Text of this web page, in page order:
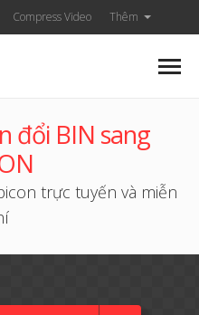
Compress Video Thêm
đổi BIN sang
trực tuyến và miễn